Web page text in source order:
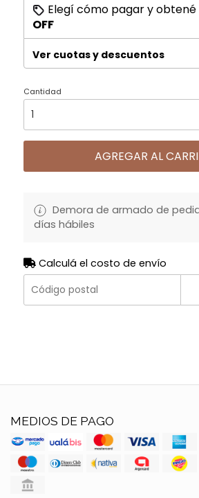
Elegí cómo pagar y
OFF
Ver cuotas y descuentos
Cantidad
AGREGAR AL
Demora de armado de
días hábiles
Calculá el costo de envío
MEDIOS DE PAGO